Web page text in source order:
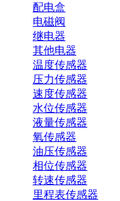
配电盒
电磁阀
继电器
其他电器
温度传感器
压力传感器
速度传感器
水位传感器
液量传感器
氧传感器
油压传感器
相位传感器
转速传感器
里程表传感器